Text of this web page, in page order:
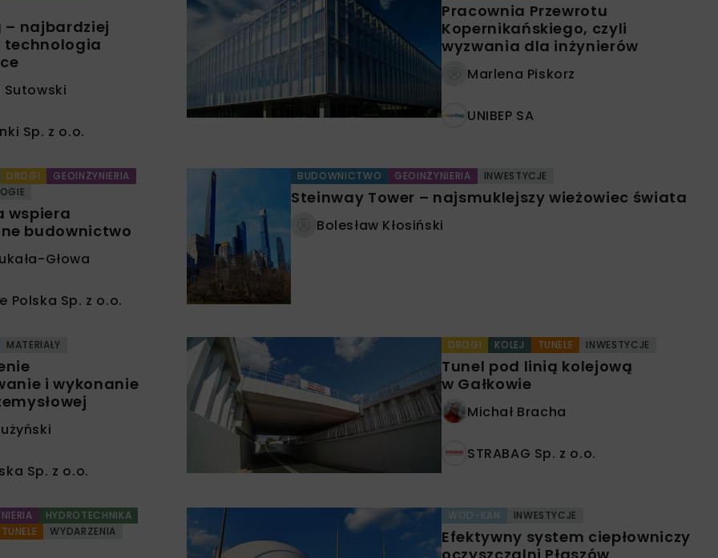
najbardziej
technologia
Sutowski
Sp. z o.o.
Pracownia Przewrotu
Kopernikańskiego, czyli
wyzwania dla inżynierów
Marlena Piskorz
UNIBEP SA
DROGI
GEOINŻYNIERIA
wspiera
budownictwo
Głowa
Polska Sp. z o.o.
BUDOWNICTWO GEOINŻYNIERIA INWESTYCJE
Steinway Tower – najsmuklejszy wieżowiec świata
Bolesław Kłosiński
MATERIAŁY
i wykonanie
Sp. z o.o.
DROGI KOLEJ TUNELE INWESTYCJE
Tunel pod linią kolejową
w Gałkowie
Michał Bracha
STRABAG Sp. z o.o.
HYDROTECHNIKA
TUNELE
WYDARZENIA
WOD-KAN INWESTYCJE
Efektywny system ciepłowniczy